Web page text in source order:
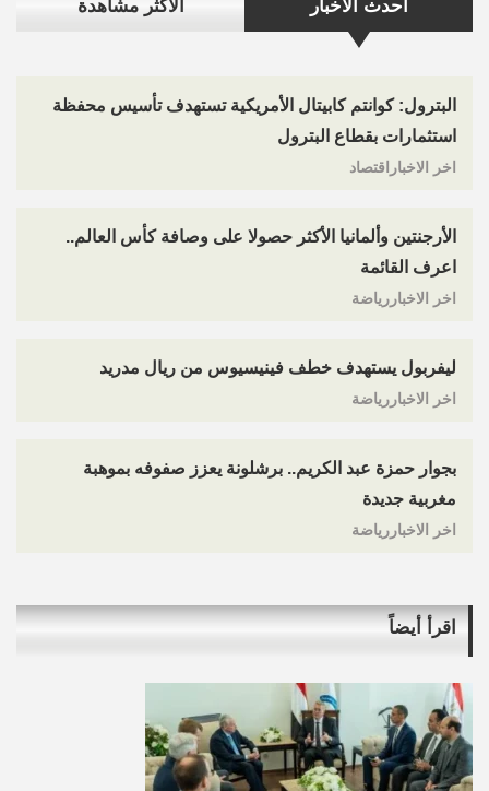
احدث الاخبار الاكثر مشاهدة
البترول: كوانتم كابيتال الأمريكية تستهدف تأسيس محفظة
استثمارات بقطاع البترول
اخر الاخباراقتصاد
الأرجنتين وألمانيا الأكثر حصولا على وصافة كأس العالم..
اعرف القائمة
اخر الاخباررياضة
ليفربول يستهدف خطف فينيسيوس من ريال مدريد
اخر الاخباررياضة
بجوار حمزة عبد الكريم.. برشلونة يعزز صفوفه بموهبة
مغربية جديدة
اخر الاخباررياضة
اقرأ أيضاً